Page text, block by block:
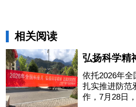
相关阅读
依托2026年全
扎实推进防范
作，7月28日